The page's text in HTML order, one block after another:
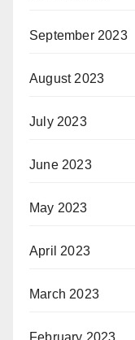
September 2023
August 2023
July 2023
June 2023
May 2023
April 2023
March 2023
February 2023